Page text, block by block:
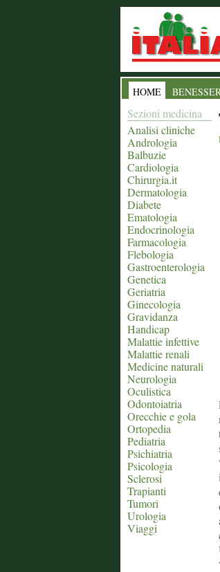
HOME
Sezioni medicina
Analisi cliniche
Andrologia
Balbuzie
Cardiologia
Chirurgia.it
Dermatologia
Diabete
Ematologia
Endocrinologia
Farmacologia
Flebologia
Gastroenterologia
Genetica
Geriatria
Ginecologia
Gravidanza
Handicap
Malattie infettive
Malattie renali
Medicine naturali
Neurologia
Oculistica
Odontoiatria
Orecchie e gola
Ortopedia
Pediatria
Psichiatria
Psicologia
Sclerosi
Trapianti
Tumori
Urologia
Viaggi